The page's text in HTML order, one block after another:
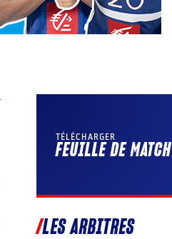
TÉLÉCHARGER
FEUILLE DE MATCH
LES ARBITRES